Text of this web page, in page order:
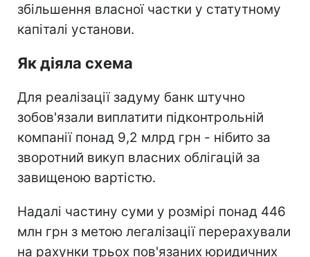
збільшення власної частки у статутному
капіталі установи.
Як діяла схема
Для реалізації задуму банк штучно
зобов'язали виплатити підконтрольній
компанії понад 9,2 млрд грн - нібито за
зворотний викуп власних облігацій за
завищеною вартістю.
Надалі частину суми у розмірі понад 446
млн грн з метою легалізації перерахували
на рахунки трьох пов'язаних юридичних